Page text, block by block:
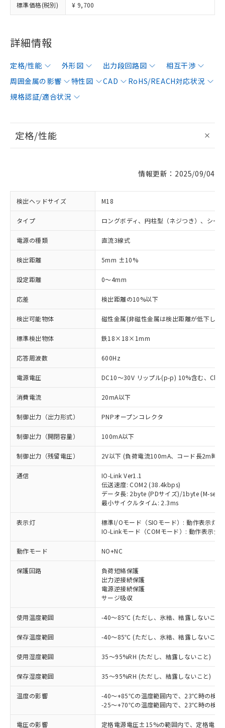
標準価格(税別) ¥ 9,700
詳細情報
定格/性能 外形図 出力段回路図
相互干渉
周囲金属の影響
特性図 CAD
RoHS/REACH対応状況
規格認証/適合状況
定格/性能
情報更新：2025/09/04
検出ヘッドサイズ M18
タイプ ロングボディ、円柱型（ネジつき）、シー
電源の種類 直流3線式
検出距離 5mm ±10%
設定距離 0～4mm
応差 検出距離の10%以下
検出可能物体 磁性金属(非磁性金属は検出距離が低下しま
標準検出物体 鉄18×18×1mm
応答周波数 600Hz
電源電圧 DC10～30V リップル(p-p) 10%含む、
消費電流 20mA以下
制御出力（出力形式） PNPオープンコレクタ
制御出力（開閉容量） 100mA以下
制御出力（残留電圧） 2V以下 (負荷電流100mA、コード長2m時)
通信
IO-Link Ver1.1
伝送速度: COM2 (38.4kbps)
データ長: 2byte (PDサイズ)/1byte (M-
最小サイクルタイム: 2.3ms
表示灯
標準I/Oモード（SIOモード）: 動作表示灯(
IO-Linkモード（COMモード）: 動作表示
動作モード NO+NC
保護回路
負荷短絡保護
出力逆接続保護
電源逆接続保護
サージ吸収
使用温度範囲 -40～85℃ (ただし、氷結、結露しないこと)
保存温度範囲 -40～85℃ (ただし、氷結、結露しないこと)
使用湿度範囲 35～95%RH (ただし、結露しないこと)
保存湿度範囲 35～95%RH (ただし、結露しないこと)
温度の影響
-40～+85℃の温度範囲内で、23℃時の検
-25～+70℃の温度範囲内で、23℃時の検
電圧の影響 定格電源電圧±15%の範囲内で、定格電
ご利用条件
以下の条件をお読みいただき、同意のうえ
ご利用ください。
本サービスは、当社制御機器事業取扱
商品の当社在庫状況および標準価格
(税抜)を提供させていただくもので
当社制御機器事業取扱商品の中には、
本サービスの対象外となる商品もある
対応済み：EU RoHS指令（10物質）の
非含有に対応した製品が提供可能な商品で
対応予定：EU RoHS指令（10物質）の非含
有に対応した製品に切り替える予定のある
商品です。
対応予定なし：EU RoHS指令（10物質）の
非含有に非対応の商品で、対応品を出す予
調査・確認中：EU RoHS指令（10物質）の
非含有の対応状況を調査中または確認中の
商品です。
非該当品：ライセンス料など無形物で、有
害物質有無と関係のない商品です。
仕入先様の事情により、非含有部品として
いたものが、含有品と判明した場合などや
※1 中国RoHS○×表
「○」：最大均質材料含有率が中国RoHSの
基準値以下であることを示します。
「×」：最大均質材料含有率が中国RoHSの
基準値を超えていることを示します。